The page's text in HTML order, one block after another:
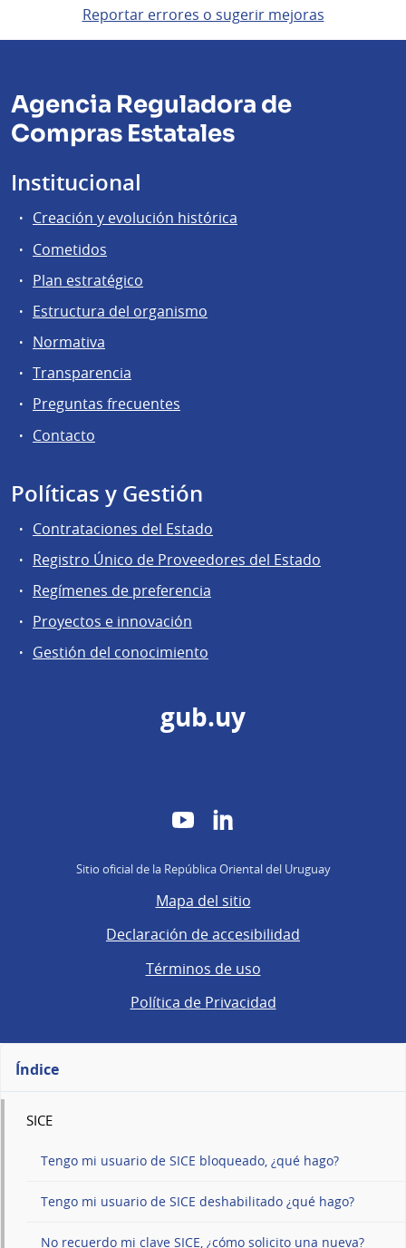
Reportar errores o sugerir mejoras
Agencia Reguladora de
Compras Estatales
Institucional
Creación y evolución histórica
Cometidos
Plan estratégico
Estructura del organismo
Normativa
Transparencia
Preguntas frecuentes
Contacto
Políticas y Gestión
Contrataciones del Estado
Registro Único de Proveedores del Estado
Regímenes de preferencia
Proyectos e innovación
Gestión del conocimiento
gub.uy
YouTube
Sitio oficial de la República Oriental del Uruguay
Mapa del sitio
Declaración de accesibilidad
Términos de uso
Política de Privacidad
Índice
SICE
Tengo mi usuario de SICE bloqueado, ¿qué hago?
Tengo mi usuario de SICE deshabilitado ¿qué hago?
No recuerdo mi clave SICE, ¿cómo solicito una nueva?